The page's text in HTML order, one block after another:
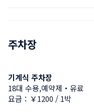
주차장
기계식 주차장
18대 수용,예약제・유료
요금：￥1200 / 1박